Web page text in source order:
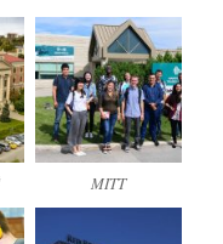
MITT